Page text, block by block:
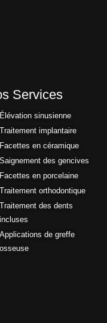
Services
Élévation sinusienne
Traitement implantaire
Facettes en céramique
Saignement des gencives
Facettes en porcelaine
Traitement orthodontique
Traitement des dents
incluses
Applications de greffe
osseuse